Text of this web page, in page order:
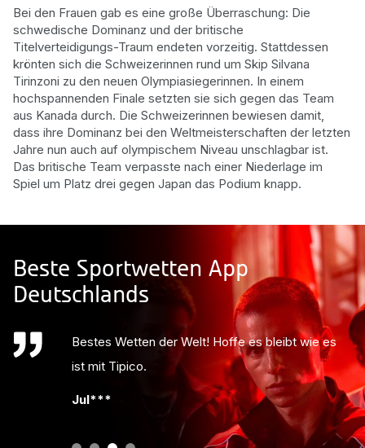
Bei den Frauen gab es eine große Überraschung: Die
schwedische Dominanz und der britische
Titelverteidigungs-Traum endeten vorzeitig. Stattdessen
krönten sich die Schweizerinnen rund um Skip Silvana
Tirinzoni zu den neuen Olympiasiegerinnen. In einem
hochspannenden Finale setzten sie sich gegen das Team
aus Kanada durch. Die Schweizerinnen bewiesen damit,
dass ihre Dominanz bei den Weltmeisterschaften der letzten
Jahre nun auch auf olympischem Niveau unschlagbar ist.
Das britische Team verpasste nach einer Niederlage im
Spiel um Platz drei gegen Japan das Podium knapp.
Beste Sportwetten App
Deutschlands
Bestes Wetten der Welt! Hoffe es bleibt wie es
ist mit Tipico.
Jul***